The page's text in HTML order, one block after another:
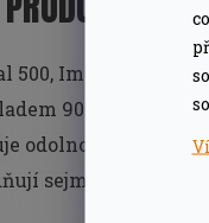
500, Imperial 500.
900D, obaly
odolnost proti
sejmutí krytu,